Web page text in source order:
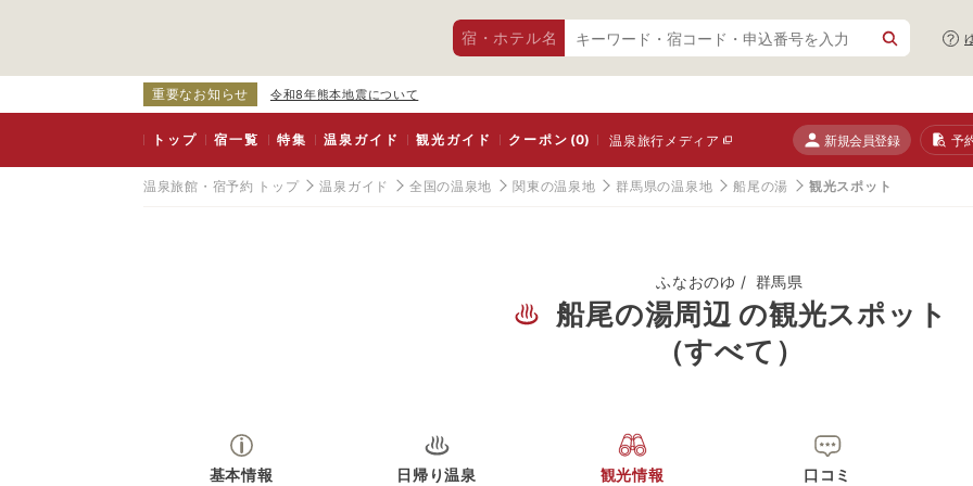
宿・ホテル名
重要なお知らせ 令和8年熊本地震について
トップ 宿一覧 特集 温泉ガイド 観光ガイド クーポン(0) 温泉旅行メディア 新規会員登録 予
温泉旅館・宿予約 トップ 温泉ガイド 全国の温泉地 関東の温泉地 群馬県の温泉地 船尾の湯 観光スポット
ふなおのゆ 群馬県
船尾の湯周辺 の観光スポット
（すべて）
基本情報 日帰り温泉 観光情報 口コミ